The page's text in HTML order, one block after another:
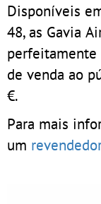
Disponíveis
48, as Gavia
perfeitamente
de venda ao
€.
Para mais
um